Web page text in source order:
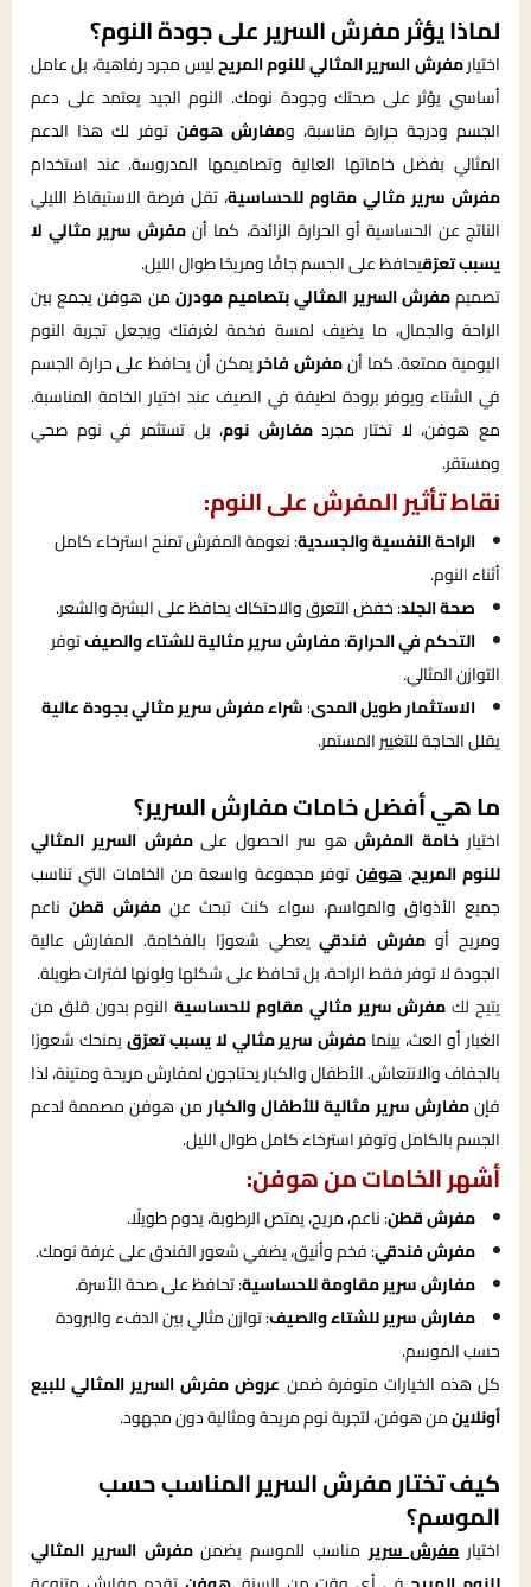
لماذا يؤثر مفرش السرير على جودة النوم؟
اختيارمفرش السرير المثالي للنوم المريحليس مجرد رفاهية، بل عامل
أساسي يؤثر على صحتك وجودة نومك. النوم الجيد يعتمد على دعم
الجسم ودرجة حرارة مناسبة، ومفارش هوفن توفر لك هذا الدعم
المثالي بفضل خاماتها العالية وتصاميمها المدروسة. عند استخدام
مفرش سرير مثالي مقاوم للحساسية، تقل فرصة الاستيقاظ الليلي
الناتج عن الحساسية أو الحرارة الزائدة، كما أنمفرش سرير مثالي لا
يسبب تعرّقيحافظ على الجسم جافًا ومريحًا طوال الليل.
تصميممفرش السرير المثالي بتصاميم مودرنمن هوفن يجمع بين
الراحة والجمال، ما يضيف لمسة فخمة لغرفتك ويجعل تجربة النوم
اليومية ممتعة. كما أنمفرش فاخريمكن أن يحافظ على حرارة الجسم
في الشتاء ويوفر برودة لطيفة في الصيف عند اختيار الخامة المناسبة.
مع هوفن، لا تختار مجردمفارش نوم، بل تستثمر في نوم صحي
ومستقر.
نقاط تأثير المفرش على النوم:
الراحة النفسية والجسدية: نعومة المفرش تمنح استرخاء كامل
أثناء النوم.
صحة الجلد: خفض التعرق والاحتكاك يحافظ على البشرة والشعر.
التحكم في الحرارة:مفارش سرير مثالية للشتاء والصيفتوفر
التوازن المثالي.
الاستثمار طويل المدى:شراء مفرش سرير مثالي بجودة عالية
يقلل الحاجة للتغيير المستمر.
ما هي أفضل خامات مفارش السرير؟
اختيار خامة المفرشهو سر الحصول علىمفرش السرير المثالي
للنوم المريح.هوفنتوفر مجموعة واسعة من الخامات التي تناسب
جميع الأذواق والمواسم، سواء كنت تبحث عن مفرش قطنناعم
ومريح أو مفرش فندقييعطي شعورًا بالفخامة. المفارش عالية
الجودة لا توفر فقط الراحة، بل تحافظ على شكلها ولونها لفترات طويلة.
يتيح لكمفرش سرير مثالي مقاوم للحساسيةالنوم بدون قلق من
الغبار أو العث، بينمامفرش سرير مثالي لا يسبب تعرّقيمنحك شعورًا
بالجفاف والانتعاش. الأطفال والكبار يحتاجون لمفارش مريحة ومتينة، لذا
فإنمفارش سرير مثالية للأطفال والكبارمن هوفن مصممة لدعم
الجسم بالكامل وتوفر استرخاء كامل طوال الليل.
أشهر الخامات من هوفن:
مفرش قطن: ناعم، مريح، يمتص الرطوبة، يدوم طويلًا.
مفرش فندقي: فخم وأنيق، يضفي شعور الفندق على غرفة نومك.
مفارش سرير مقاومة للحساسية: تحافظ على صحة الأسرة.
مفارش سرير للشتاء والصيف: توازن مثالي بين الدفء والبرودة
حسب الموسم.
كل هذه الخيارات متوفرة ضمن عروض مفرش السرير المثالي للبيع
أونلاينمن هوفن، لتجربة نوم مريحة ومثالية دون مجهود.
كيف تختار مفرش السرير المناسب حسب
الموسم؟
اختيارمفرش سرير مناسب للموسم يضمنمفرش السرير المثالي